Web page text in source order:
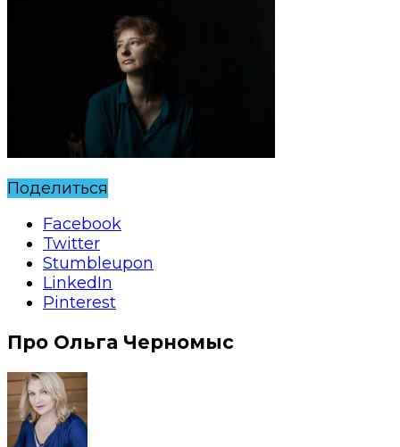
Поделиться
Facebook
Twitter
Stumbleupon
LinkedIn
Pinterest
Про Ольга Черномыс